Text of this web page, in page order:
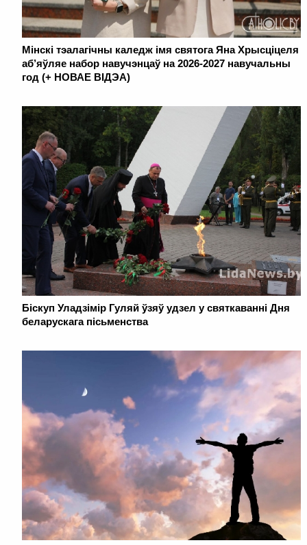
Мінскі тэалагічны каледж імя святога Яна Хрысціцеля
аб’яўляе набор навучэнцаў на 2026-2027 навучальны
год (+ НОВАЕ ВІДЭА)
Біскуп Уладзімір Гуляй ўзяў удзел у святкаваннi Дня
беларускага пісьменства